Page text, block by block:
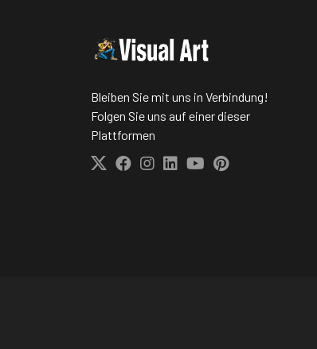
Bleiben Sie mit uns in Verbindung!
Folgen Sie uns auf einer dieser
Plattformen